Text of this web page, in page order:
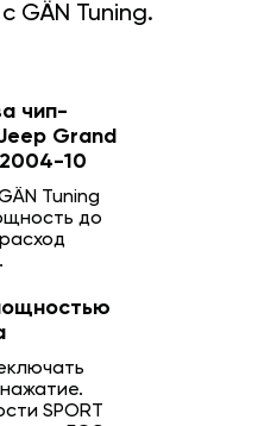
GÄN Tuning.
чип-
Grand
10
Tuning
до
SPORT